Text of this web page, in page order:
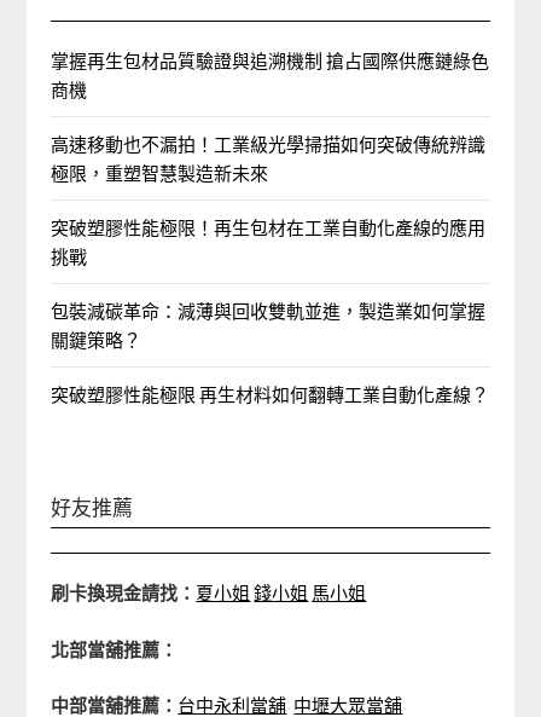
掌握再生包材品質驗證與追溯機制 搶占國際供應鏈綠色
商機
高速移動也不漏拍！工業級光學掃描如何突破傳統辨識
極限，重塑智慧製造新未來
突破塑膠性能極限！再生包材在工業自動化產線的應用
挑戰
包裝減碳革命：減薄與回收雙軌並進，製造業如何掌握
關鍵策略？
突破塑膠性能極限 再生材料如何翻轉工業自動化產線？
好友推薦
刷卡換現金請找： 夏小姐 錢小姐 馬小姐
北部當舖推薦：
中部當舖推薦： 台中永利當舖 中壢大眾當舖